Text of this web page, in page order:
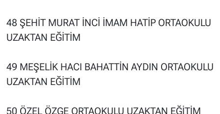
48 ŞEHİT MURAT İNCİ İMAM HATİP ORTAOKULU
UZAKTAN EĞİTİM
49 MEŞELİK HACI BAHATTİN AYDIN ORTAOKULU
UZAKTAN EĞİTİM
50 ÖZEL ÖZGE ORTAOKULU UZAKTAN EĞİTİM